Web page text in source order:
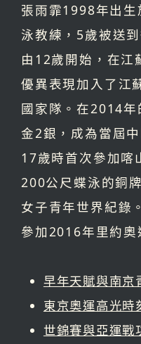
張雨霏1998年出生
泳教練，5歲被送
由12歲開始，在江
優異表現加入了江
國家隊。在2014
金2銀，成為當屆
17歲時首次參加喀
200公尺蝶泳的銅
女子青年世界紀錄
參加2016年里約奧
早年天賦與南京
東京奧運高光時
世錦賽與亞運戰